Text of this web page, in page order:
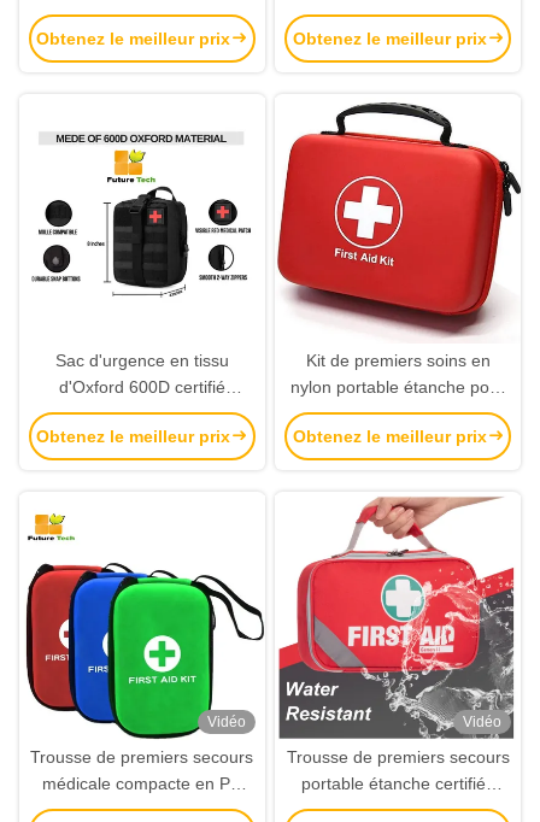
étanche, pour les voyages en
plein air et les urgences
Obtenez le meilleur prix
par des médecins pour les
voyages à domicile et le kit
médical d'urgence de voiture
Obtenez le meilleur prix
Sac d'urgence en tissu
d'Oxford 600D certifié
CE/ISO13485 pour une
utilisation médicale tactique
en extérieur
Obtenez le meilleur prix
Kit de premiers soins en
nylon portable étanche pour
les besoins médicaux
d'urgence et de survie
Obtenez le meilleur prix
Vidéo
Trousse de premiers secours
médicale compacte en PU
avec couleur personnalisable
Vidéo
Trousse de premiers secours
portable étanche certifiée
CE/ISO13485 pour les